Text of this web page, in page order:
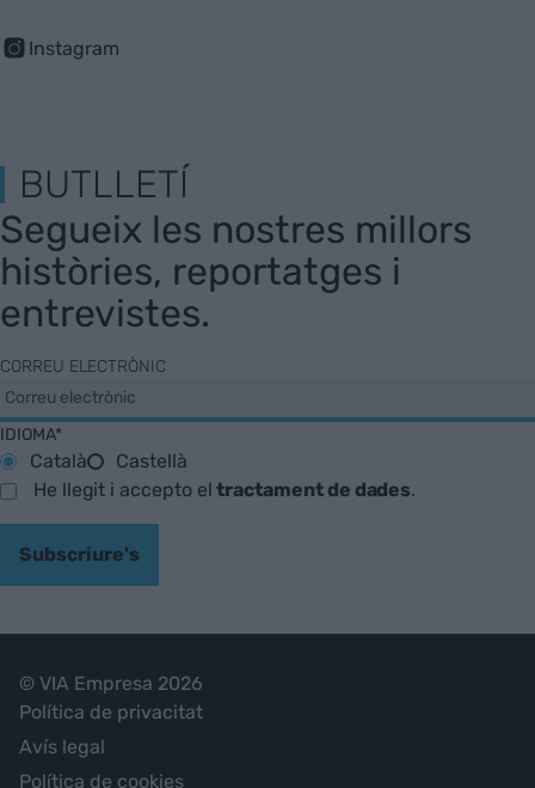
Instagram
BUTLLETÍ
Segueix les nostres millors
històries, reportatges i
entrevistes.
CORREU ELECTRÒNIC
IDIOMA*
Català
Castellà
He llegit i accepto eltractament de dades.
Subscriure's
© VIA Empresa 2026
Política de privacitat
Avís legal
Política de cookies